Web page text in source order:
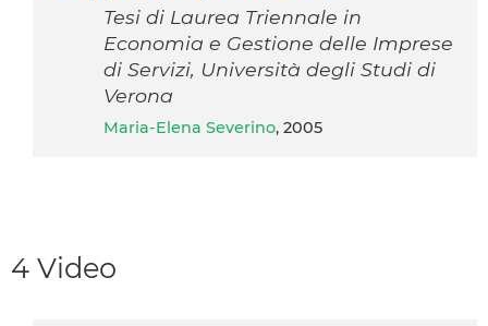
Tesi di Laurea Triennale in
Economia e Gestione delle Imprese
di Servizi, Università degli Studi di
Verona
Maria-Elena Severino, 2005
4 Video